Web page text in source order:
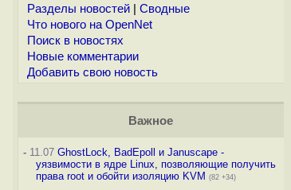
Разделы новостей| Сводные
Что нового на OpenNet
Поиск в новостях
Новые комментарии
Добавить свою новость
Важное
-11.07 GhostLock, BadEpoll и Januscape -
уязвимости в ядре Linux, позволяющие получить
права root и обойти изоляцию KVM (82 +34)